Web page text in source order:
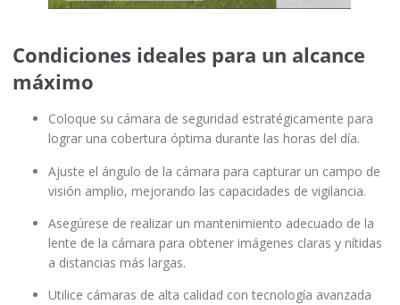
Condiciones ideales para un alcance
máximo
Coloque su cámara de seguridad estratégicamente para
lograr una cobertura óptima durante las horas del día.
Ajuste el ángulo de la cámara para capturar un campo de
visión amplio, mejorando las capacidades de vigilancia.
Asegúrese de realizar un mantenimiento adecuado de la
lente de la cámara para obtener imágenes claras y nítidas
a distancias más largas.
Utilice cámaras de alta calidad con tecnología avanzada